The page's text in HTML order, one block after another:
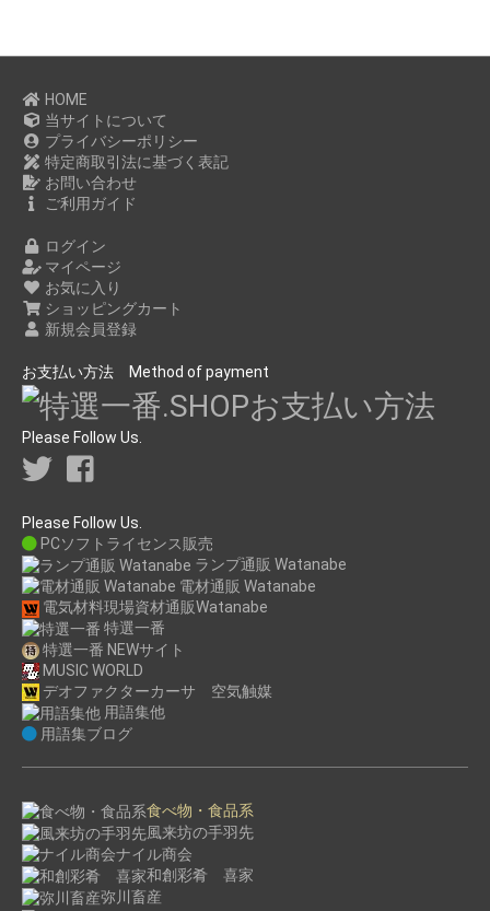
HOME
当サイトについて
プライバシーポリシー
特定商取引法に基づく表記
お問い合わせ
ご利用ガイド
ログイン
マイページ
お気に入り
ショッピングカート
新規会員登録
お支払い方法 Method of payment
Please Follow Us.
Please Follow Us.
PCソフトライセンス販売
ランプ通販 Watanabe
電材通販 Watanabe
電気材料現場資材通販Watanabe
特選一番
特選一番 NEWサイト
MUSIC WORLD
デオファクターカーサ 空気触媒
用語集他
用語集ブログ
食べ物・食品系
風来坊の手羽先
ナイル商会
和創彩肴 喜家
弥川畜産